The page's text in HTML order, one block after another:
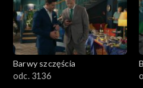
Barwy szczęścia
odc. 3136